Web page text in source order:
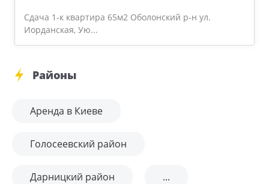
Сдача 1-к квартира 65м2 Оболонский р-н ул.
Иорданская, Ую...
Районы
Аренда в Киеве
Голосеевский район
Дарницкий район ...